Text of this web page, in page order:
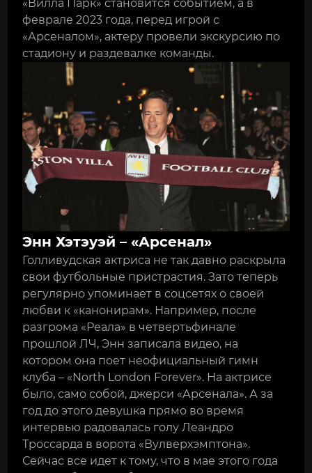
«Вилла Парк» становится событием, а в
феврале 2023 года, перед игрой с
«Арсеналом», актеру провели экскурсию по
стадиону и раздевалке команды.
Энн Хэтэуэй – «Арсенал»
Голливудская актриса не так давно раскрыла
свои футбольные пристрастия. Зато теперь
регулярно упоминает в соцсетях о своей
любви к «канонирам». Например, после
разгрома «Реала» в четвертьфинале
прошлой ЛЧ, Энн записала видео, на
котором она поет неофициальный гимн
клуба – «North London Forever». На актрисе
было, само собой, джерси «Арсенала». А за
год до этого девушка прямо во время
интервью радовалась голу Леандро
Троссарда в ворота «Вулверхэмптона».
Сейчас все идет к тому, что в мае этого года